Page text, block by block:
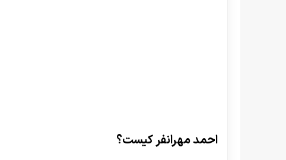
احمد مهرانفر کیست؟